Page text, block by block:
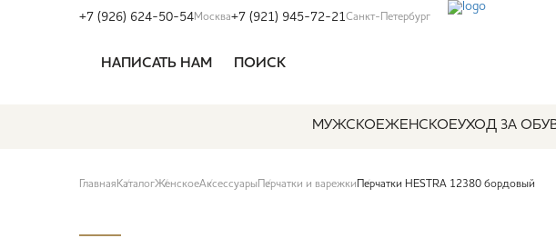
+7 (926) 624-50-54Москва+7 (921) 945-72-21Санкт-Петербург
НАПИСАТЬ НАМ ПОИСК
МУЖСКОЕЖЕНСКОЕУХОД ЗА
Главная КаталогЖенскоеАксессуары Перчатки и варежки Перчатки HESTRA 12380 бордовый